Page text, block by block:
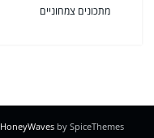
מתכונים צמחוניים
HoneyWaves by SpiceThemes